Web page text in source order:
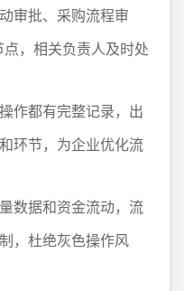
审批、采购流程审
，相关负责人及时处
作都有完整记录，出
环节，为企业优化流
数据和资金流动，流
，杜绝灰色操作风